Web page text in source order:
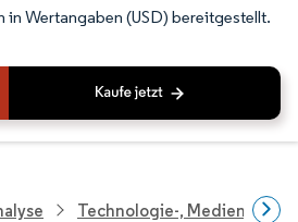
Wertangaben (USD) bereitgestellt.
Technologie-, Medien- Und